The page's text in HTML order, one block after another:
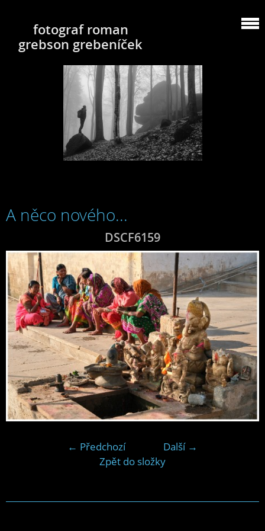
fotograf roman
grebson grebeníček
A něco nového...
DSCF6159
← Předchozí
Další →
Zpět do složky